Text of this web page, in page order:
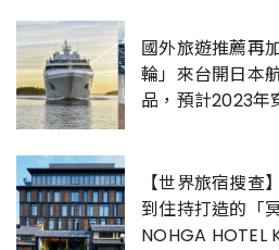
國外旅遊推薦再
輪」來台開日本
品，預計2023年
【世界旅宿搜查
到住持打造的「
NOHGA HOTEL